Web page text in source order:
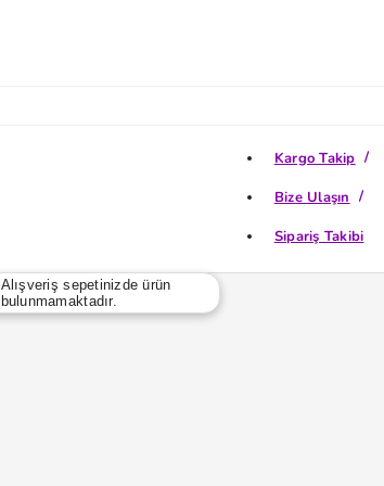
Kargo Takip
Bize Ulaşın
Sipariş Takibi
Alışveriş sepetinizde ürün
bulunmamaktadır.